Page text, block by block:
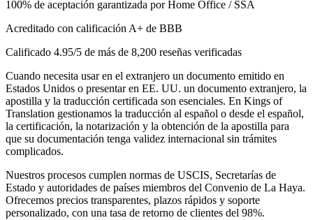
100% de aceptación garantizada por Home Office / SSA
Acreditado con calificación A+ de BBB
Calificado 4.95/5 de más de 8,200 reseñas verificadas
Cuando necesita usar en el extranjero un documento emitido en
Estados Unidos o presentar en EE. UU. un documento extranjero, la
apostilla y la traducción certificada son esenciales. En Kings of
Translation gestionamos la traducción al español o desde el español,
la certificación, la notarización y la obtención de la apostilla para
que su documentación tenga validez internacional sin trámites
complicados.
Nuestros procesos cumplen normas de USCIS, Secretarías de
Estado y autoridades de países miembros del Convenio de La Haya.
Ofrecemos precios transparentes, plazos rápidos y soporte
personalizado, con una tasa de retorno de clientes del 98%.